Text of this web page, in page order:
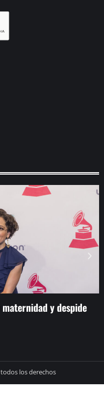
y despide
los derechos